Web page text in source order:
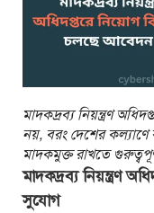
মাদকদ্রব্য নিয়ন্ত্রণ
নয়, বরং দেশের
মাদকমুক্ত রাখতে
মাদকদ্রব্য নিয়ন্ত্রণ
সুযোগ